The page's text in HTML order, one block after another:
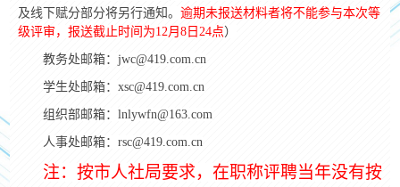
及线下赋分部分将另行通知。 逾期未报送材料者将不能参与本次等
级评审，报送截止时间为12月 8日 24点）
教务处邮箱： jwc@419.com.cn
学生处邮箱： xsc@419.com.cn
组织部邮箱： lnlywfn@163.com
人事处邮箱： rsc@419.com.cn
注：按市人社局要求，在职称评聘当年没有按